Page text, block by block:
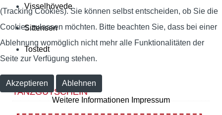
Visselhövede
Sittensen
Tostedt
TANZGUTSCHEIN
(Tracking Cookies). Sie können selbst entscheiden, ob Sie die
Cookies zulassen möchten. Bitte beachten Sie, dass bei einer
Ablehnung womöglich nicht mehr alle Funktionalitäten der
Seite zur Verfügung stehen.
Akzeptieren
Ablehnen
Weitere Informationen Impressum